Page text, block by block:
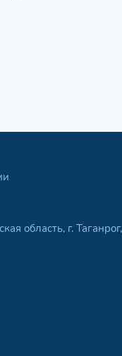
область, г.